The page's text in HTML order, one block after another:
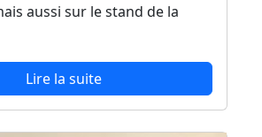
aussi sur le stand de la
Lire la suite